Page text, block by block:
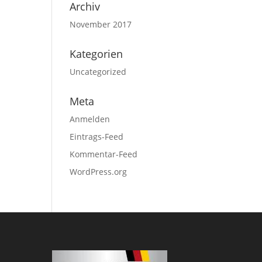
Archiv
November 2017
Kategorien
Uncategorized
Meta
Anmelden
Eintrags-Feed
Kommentar-Feed
WordPress.org